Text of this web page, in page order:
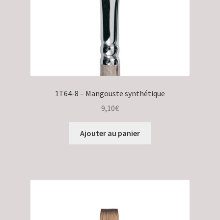
1T64-8 – Mangouste synthétique
9,10€
Ajouter au panier